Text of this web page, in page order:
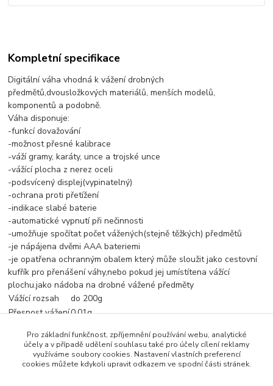
Kompletní specifikace
Digitální váha vhodná k vážení drobných
předmětů,dvousložkových materiálů, menších modelů,
komponentů a podobně.
Váha disponuje:
-funkcí dovažování
-možnost přesné kalibrace
-váží gramy, karáty, unce a trojské unce
-vážící plocha z nerez oceli
-podsvícený displej(vypinatelný)
-ochrana proti přetížení
-indikace slabé baterie
-automatické vypnutí při nečinnosti
-umožňuje spočítat počet vážených(stejně těžkých) předmětů
-je nápájena dvěmi AAA bateriemi
-je opatřena ochranným obalem který může sloužit jako cestovní
kufřík pro přenášení váhy,nebo pokud jej umístítena vážící
plochu.jako nádoba na drobné vážené předměty
Vážící rozsah
do 200g
Přesnost vážení0.01g
Zboží zařazeno v kategoriích
Pro základní funkčnost, zpříjemnění používání webu, analytické
účely a v případě udělení souhlasu také pro účely cílení reklamy
využíváme soubory cookies. Nastavení vlastních preferencí
cookies můžete kdykoli upravit odkazem ve spodní části stránek.